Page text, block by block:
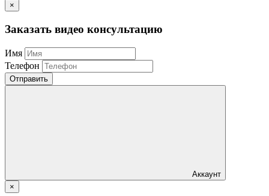
×
Заказать видео консультацию
Имя
Телефон
Отправить
Аккаунт
×